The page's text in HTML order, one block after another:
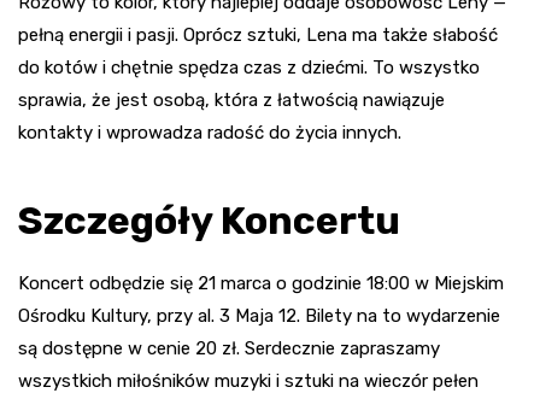
pełną energii i pasji. Oprócz sztuki, Lena ma także słabość
do kotów i chętnie spędza czas z dziećmi. To wszystko
sprawia, że jest osobą, która z łatwością nawiązuje
kontakty i wprowadza radość do życia innych.
Szczegóły Koncertu
Koncert odbędzie się 21 marca o godzinie 18:00 w Miejskim
Ośrodku Kultury, przy al. 3 Maja 12. Bilety na to wydarzenie
są dostępne w cenie 20 zł. Serdecznie zapraszamy
wszystkich miłośników muzyki i sztuki na wieczór pełen